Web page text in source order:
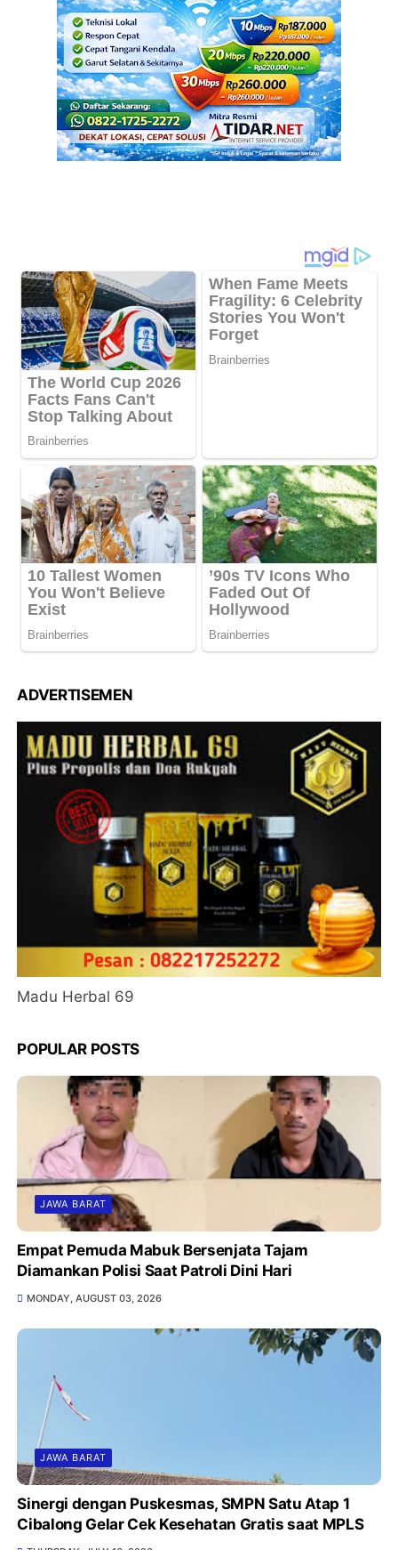
ADVERTISEMEN
Madu Herbal 69
POPULAR POSTS
JAWA BARAT
Empat Pemuda Mabuk Bersenjata Tajam
Diamankan Polisi Saat Patroli Dini Hari
MONDAY, AUGUST 03, 2026
JAWA BARAT
Sinergi dengan Puskesmas, SMPN Satu Atap 1
Cibalong Gelar Cek Kesehatan Gratis saat MPLS